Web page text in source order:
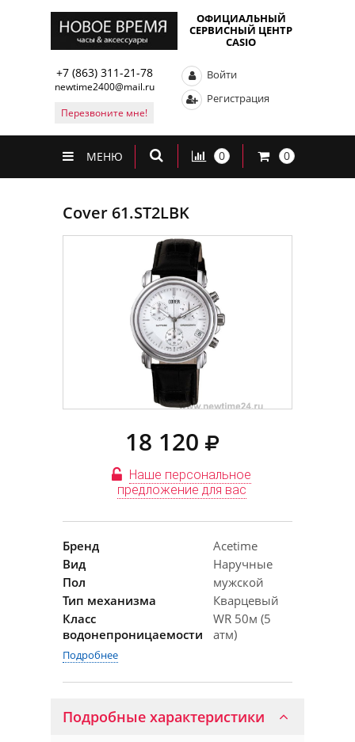
ОФИЦИАЛЬНЫЙ
СЕРВИСНЫЙ ЦЕНТР
CASIO
+7 (863) 311-21-78
newtime2400@mail.ru
Перезвоните мне!
Войти
Регистрация
МЕНЮ 0 0
Cover 61.ST2LBK
18 120
Наше персональное
предложение для вас
Бренд
Acetime
Вид
Наручные
Пол
мужской
Тип механизма
Кварцевый
Класс
водонепроницаемости
WR 50м (5
атм)
Подробнее
Подробные характеристики